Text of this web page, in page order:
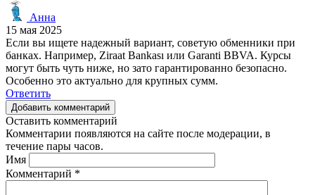
Анна
15 мая 2025
Если вы ищете надежный вариант, советую обменники при
банках. Например, Ziraat Bankası или Garanti BBVA. Курсы
могут быть чуть ниже, но зато гарантированно безопасно.
Особенно это актуально для крупных сумм.
Ответить
Добавить комментарий
Оставить комментарий
Комментарии появляются на сайте после модерации, в
течение пары часов.
Имя
Комментарий *